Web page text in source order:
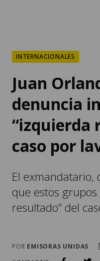
INTERNACIONALES
Juan
denuncia
“izquierda
caso por
El exmandatario,
que estos
resultado” del
POR EMISORAS UNIDAS